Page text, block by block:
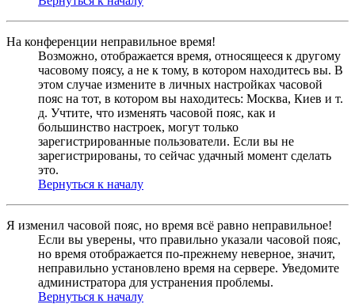
На конференции неправильное время!
Возможно, отображается время, относящееся к другому
часовому поясу, а не к тому, в котором находитесь вы. В
этом случае измените в личных настройках часовой
пояс на тот, в котором вы находитесь: Москва, Киев и т.
д. Учтите, что изменять часовой пояс, как и
большинство настроек, могут только
зарегистрированные пользователи. Если вы не
зарегистрированы, то сейчас удачный момент сделать
это.
Вернуться к началу
Я изменил часовой пояс, но время всё равно неправильное!
Если вы уверены, что правильно указали часовой пояс,
но время отображается по-прежнему неверное, значит,
неправильно установлено время на сервере. Уведомите
администратора для устранения проблемы.
Вернуться к началу